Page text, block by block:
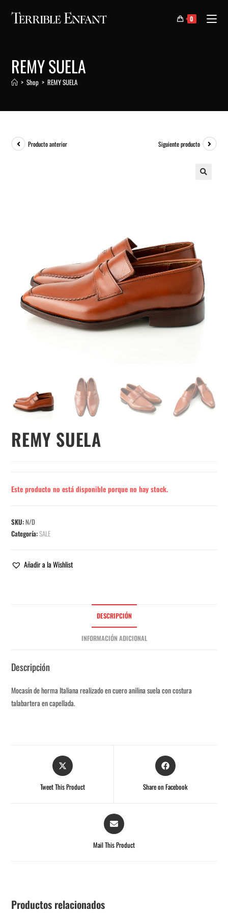
0
REMY SUELA
> Shop > REMY SUELA
Producto anterior Siguiente producto
REMY SUELA
Este producto no está disponible porque no hay stock.
SKU:N/D
Categoría:SALE
Añadir a la Wishlist
DESCRIPCIÓN
INFORMACIÓN ADICIONAL
Descripción
Mocasín de horma Italiana realizado en cuero anilina suela con costura
talabartera en capellada.
Tweet This Product Share on Facebook
Mail This Product
Productos relacionados